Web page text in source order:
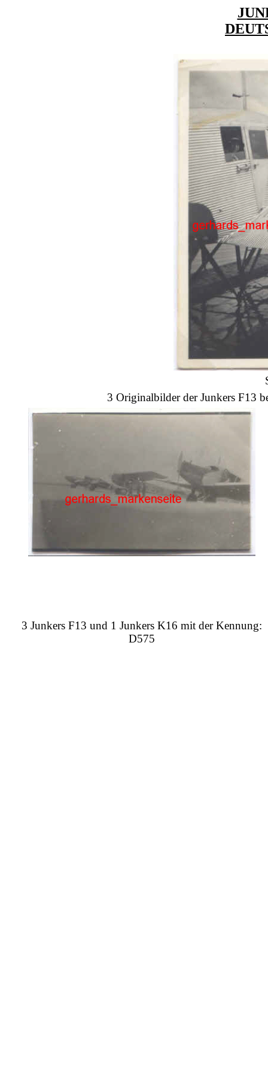
3 Originalbilder der Junkers F13
3 Junkers F13 und 1 Junkers K16 mit der Kennung:
D575